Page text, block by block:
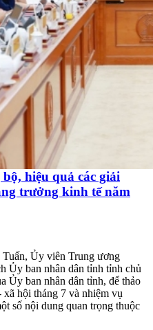
hiệu quả các giải
trưởng kinh tế năm
Ủy viên Trung ương
Ủy ban nhân dân tỉnh tỉnh chủ
Ủy ban nhân dân tỉnh, để thảo
hội tháng 7 và nhiệm vụ
số nội dung quan trọng thuộc